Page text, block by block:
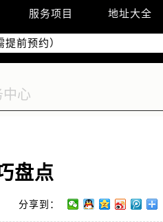
服务项目 地址大全
约）
（需提前预约）
前预约）
）
提前预约）
室（需提前预约）
前预约）
17层1706室（需提前预约）
盘点
分享到：